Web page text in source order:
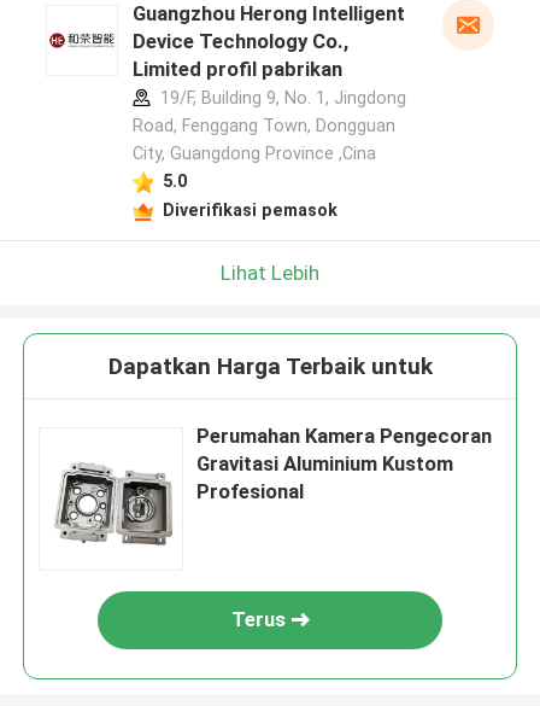
Guangzhou Herong Intelligent
Device Technology Co.,
Limited profil pabrikan
19/F, Building 9, No. 1, Jingdong
Road, Fenggang Town, Dongguan
City, Guangdong Province ,Cina
5.0
Diverifikasi pemasok
Lihat Lebih
Dapatkan Harga Terbaik untuk
Perumahan Kamera Pengecoran
Gravitasi Aluminium Kustom
Profesional
Terus